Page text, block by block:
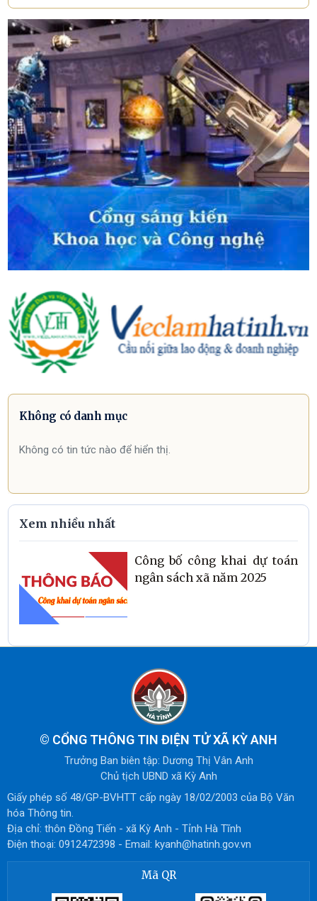
Không có danh mục
Không có tin tức nào để hiển thị.
Xem nhiều nhất
Công bố công khai dự toán
ngân sách xã năm 2025
© CỔNG THÔNG TIN ĐIỆN TỬ XÃ KỲ ANH
Trưởng Ban biên tập: Dương Thị Vân Anh
Chủ tịch UBND xã Kỳ Anh
Giấy phép số 48/GP-BVHTT cấp ngày 18/02/2003 của Bộ Văn
hóa Thông tin.
Địa chỉ: thôn Đồng Tiến - xã Kỳ Anh - Tỉnh Hà Tĩnh
Điện thoại: 0912472398 - Email: kyanh@hatinh.gov.vn
Mã QR